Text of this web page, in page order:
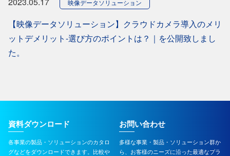
映像データソリューション
【映像データソリューション】クラウドカメラ導入のメリ
ットデメリット-選び方のポイントは？｜を公開致しまし
た。
資料ダウンロード
各事業の製品・ソリューションのカタロ
グなどをダウンロードできます。比較や
お問い合わせ
多様な事業・製品・ソリューション群か
ら、お客様のニーズに沿った最適なプラ